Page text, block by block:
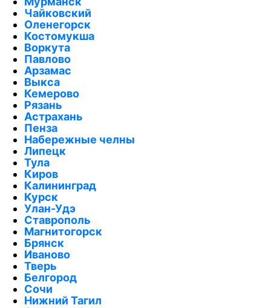
Чайковский
Оленегорск
Костомукша
Воркута
Павлово
Арзамас
Выкса
Кемерово
Рязань
Астрахань
Пенза
Набережные челны
Липецк
Тула
Киров
Калининград
Курск
Улан-Удэ
Ставрополь
Магнитогорск
Брянск
Иваново
Тверь
Белгород
Сочи
Нижний Тагил